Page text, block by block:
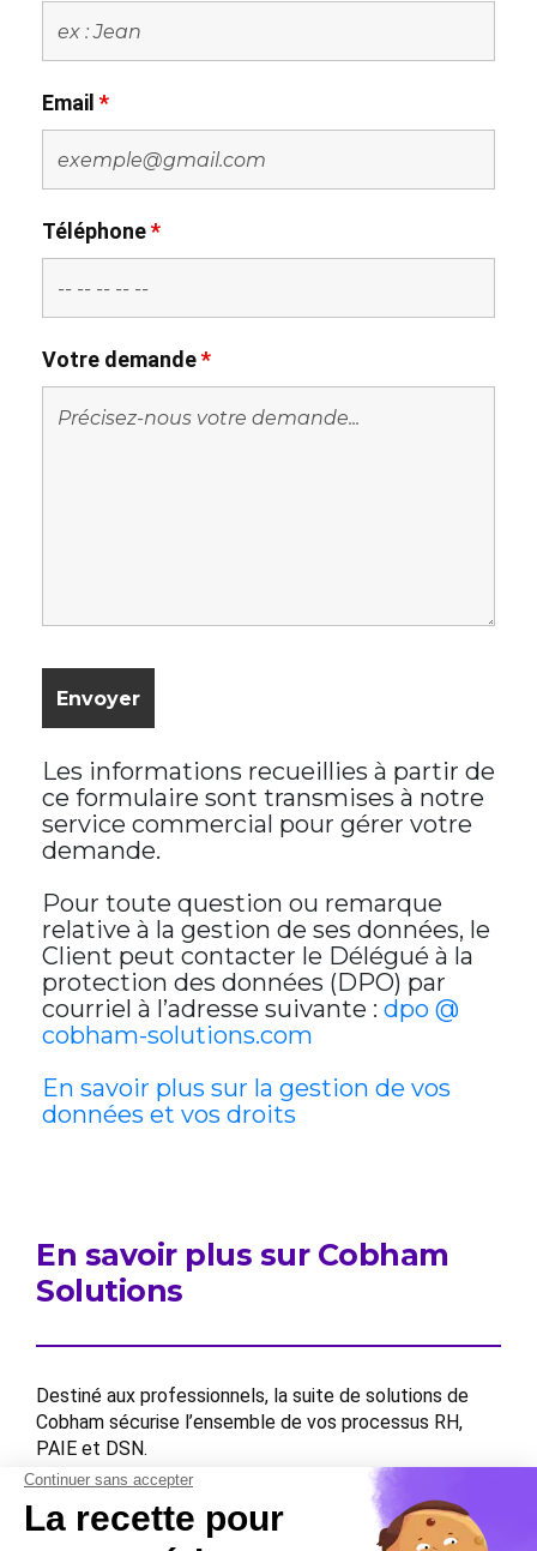
Email *
Téléphone*
Votre demande*
Les informations recueillies à partir de
ce formulaire sont transmises à notre
service commercial pour gérer votre
demande.
Pour toute question ou remarque
relative à la gestion de ses données, le
Client peut contacter le Délégué à la
protection des données (DPO) par
courriel à l’adresse suivante : dpo @
cobham-solutions.com
En savoir plus sur la gestion de vos
données et vos droits
En savoir plus sur Cobham
Solutions
Destiné aux professionnels, la suite de solutions de
Cobham sécurise l’ensemble de vos processus RH,
PAIE et DSN.
Contactez-nous